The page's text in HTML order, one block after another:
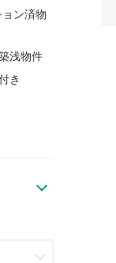
ン済物
浅物件
き